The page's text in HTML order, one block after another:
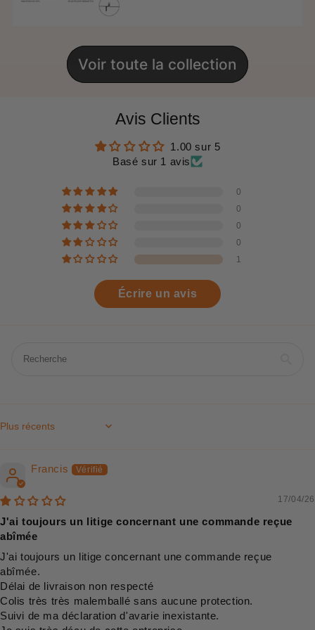
Voir toute la collection
Avis Clients
1.00 sur 5
Basé sur 1 avis
0
0
0
0
1
Écrire un avis
Sort by
Francis
17/04/26
J'ai toujours un litige concernant une commande reçue
abîmée
J'ai toujours un litige concernant une commande reçue
abîmée.
Délai de livraison non respecté
Colis très très malemballé sans aucune protection.
Suivi de ma déclaration d'avarie inexistante.